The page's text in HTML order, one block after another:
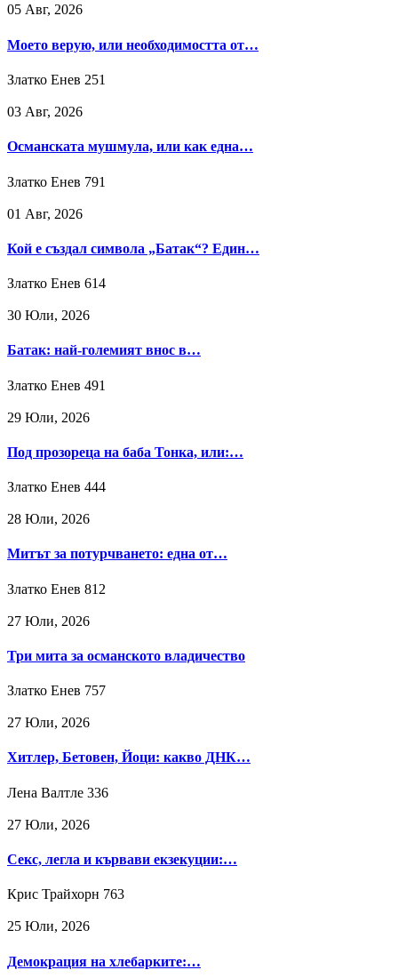
05 Авг, 2026
Моето верую, или необходимостта от…
Златко Енев 251
03 Авг, 2026
Османската мушмула, или как една…
Златко Енев 791
01 Авг, 2026
Кой е създал символа „Батак“? Един…
Златко Енев 614
30 Юли, 2026
Батак: най-големият внос в…
Златко Енев 491
29 Юли, 2026
Под прозореца на баба Тонка, или:…
Златко Енев 444
28 Юли, 2026
Митът за потурчването: една от…
Златко Енев 812
27 Юли, 2026
Три мита за османското владичество
Златко Енев 757
27 Юли, 2026
Хитлер, Бетовен, Йоци: какво ДНК…
Лена Валтле 336
27 Юли, 2026
Секс, легла и кървави екзекуции:…
Крис Трайхорн 763
25 Юли, 2026
Демокрация на хлебарките:…